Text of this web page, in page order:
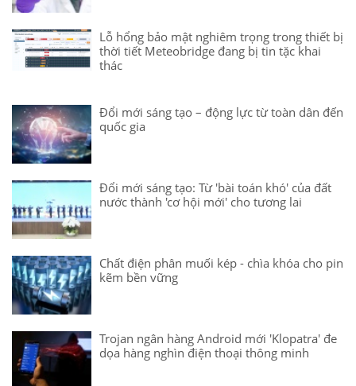
Lỗ hổng bảo mật nghiêm trọng trong thiết bị
thời tiết Meteobridge đang bị tin tặc khai
thác
Đổi mới sáng tạo – động lực từ toàn dân đến
quốc gia
Đổi mới sáng tạo: Từ 'bài toán khó' của đất
nước thành 'cơ hội mới' cho tương lai
Chất điện phân muối kép - chìa khóa cho pin
kẽm bền vững
Trojan ngân hàng Android mới 'Klopatra' đe
dọa hàng nghìn điện thoại thông minh